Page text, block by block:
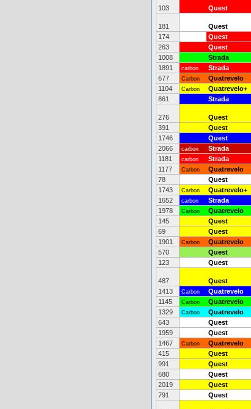
103 Quest
181 Quest
174
Quest
263
Quest
1008
Strada
1891
carbon Strada
677
Carbon Quatrevelo
1104
Carbon Quatrevelo+
861
Strada
276 Quest
391
Quest
1746
Quest
2066
carbon Strada
1181
carbon Strada
1177
Carbon Quatrevelo
78
Quest
1743
Carbon Quatrevelo+
1652
carbon Strada
1978
Carbon Quatrevelo
145
Quest
69
Quest
1901
Carbon Quatrevelo
570
Quest
123
Quest
487 Quest
1413
Carbon Quatrevelo
1145
Carbon Quatrevelo
1329
Carbon Quatrevelo
643
Quest
1959
Quest
1467
Carbon Quatrevelo
415
Quest
991
Quest
680
Quest
2019
Quest
791
Quest